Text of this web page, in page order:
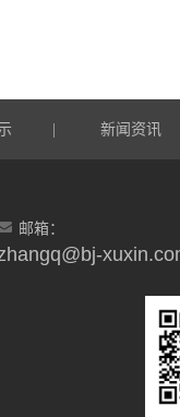
新闻资讯
邮箱：